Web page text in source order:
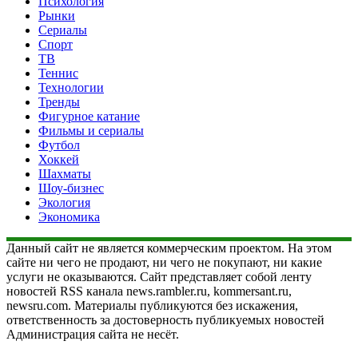
Рынки
Сериалы
Спорт
ТВ
Теннис
Технологии
Тренды
Фигурное катание
Фильмы и сериалы
Футбол
Хоккей
Шахматы
Шоу-бизнес
Экология
Экономика
Данный сайт не является коммерческим проектом. На этом
сайте ни чего не продают, ни чего не покупают, ни какие
услуги не оказываются. Сайт представляет собой ленту
новостей RSS канала news.rambler.ru, kommersant.ru,
newsru.com. Материалы публикуются без искажения,
ответственность за достоверность публикуемых новостей
Администрация сайта не несёт.